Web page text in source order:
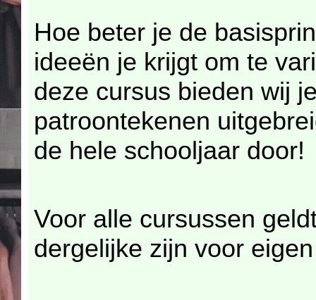
Hoe beter je de
ideeën je krijgt om te
deze cursus bieden wij
patroontekenen
de hele schooljaar door!
Voor alle cursussen
dergelijke zijn voor